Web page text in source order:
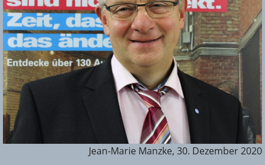
Jean-Marie Manzke, 30. Dezember 2020